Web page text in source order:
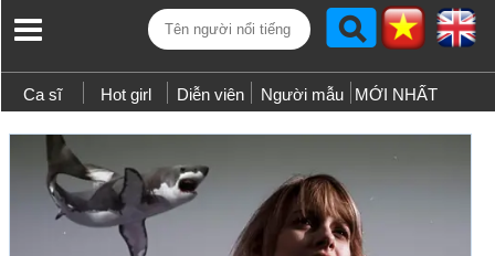
Ca sĩ Hot girl Diễn viên Người mẫu MỚI NHẤT